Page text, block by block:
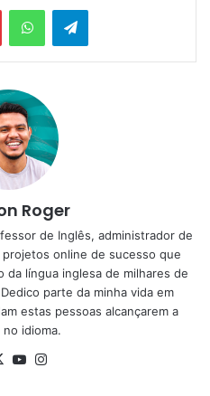
PinterestWhatsAppTelegram
Roger
de Inglês, administrador de
online de sucesso que
da língua inglesa de milhares de
parte da minha vida em
estas pessoas alcançarem a
idioma.
X YouTube